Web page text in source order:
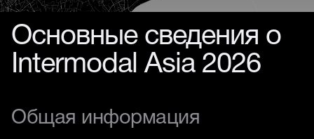
Основные сведения о
Intermodal Asia 2026
Общая информация